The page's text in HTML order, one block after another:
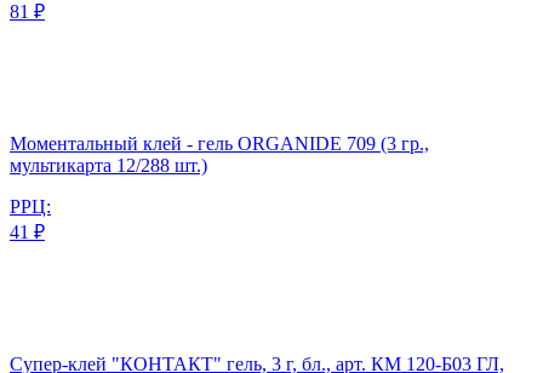
81 ₽
Моментальный клей - гель ORGANIDE 709 (3 гр.,
мультикарта 12/288 шт.)
РРЦ:
41 ₽
Супер-клей "КОНТАКТ" гель, 3 г, бл., арт. КМ 120-Б03 ГЛ,